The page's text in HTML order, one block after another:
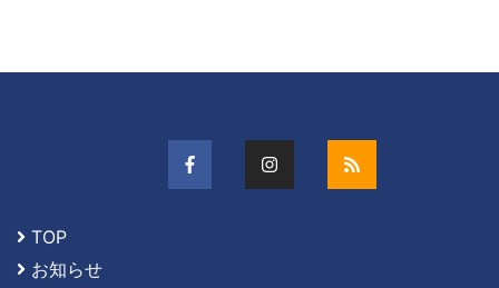
TOP
お知らせ